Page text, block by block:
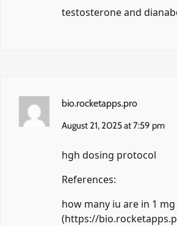
testosterone and
bio.rocketapps.pro
August 21, 2025 at 7:59 pm
hgh dosing protocol
References:
how many iu are in 1
(https://